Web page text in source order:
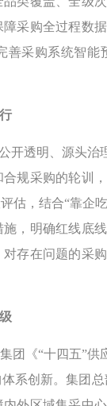
采购全过程数
善采购系统智
开透明、源头
规采购的轮训
估，结合“靠企
，明确红线底
存在问题的采
团《“十四五”
系创新。集团